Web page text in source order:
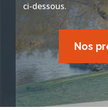
ci-dessous.
Nos